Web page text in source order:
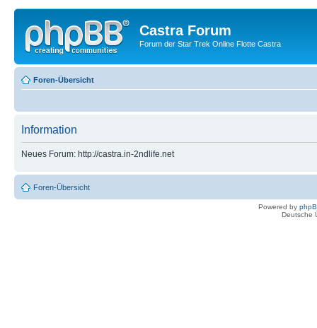
Castra Forum
Forum der Star Trek Online Flotte Castra
Foren-Übersicht
Information
Neues Forum: http://castra.in-2ndlife.net
Foren-Übersicht
Powered by
Deutsche